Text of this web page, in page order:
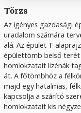
Törzs
Az igényes gazdasági
uradalom számára
alá. Az épület T
épülettömb belső
homlokzatait lizénák
át. A főtömbhöz a
majd egy hatalmas,
kapcsolja a szárító
homlokzatait kis